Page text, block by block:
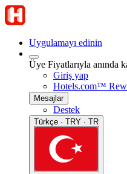
Uygulamayı edinin
Üye Fiyatlarıyla anında
Giriş yap
Hotels.com™
Mesajlar
Destek
Türkçe · TRY · TR